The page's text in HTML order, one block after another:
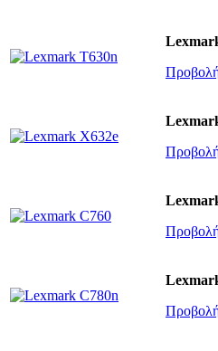
Προβολή
Προβολή
Προβολή
Προβολή